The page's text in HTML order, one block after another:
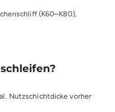
(K60–K80),
Nutzschichtdicke vorher